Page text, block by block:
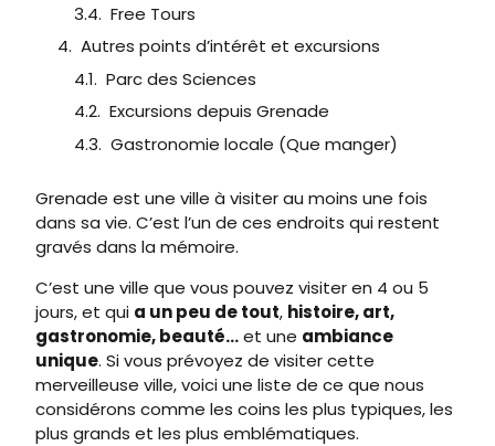
Free Tours
Autres points d’intérêt et excursions
Parc des Sciences
Excursions depuis Grenade
Gastronomie locale (Que manger)
Grenade est une ville à visiter au moins une fois
dans sa vie. C’est l’un de ces endroits qui restent
gravés dans la mémoire.
C’est une ville que vous pouvez visiter en 4 ou 5
jours, et qui a un peu de tout, histoire, art,
gastronomie, beauté…et une ambiance
unique. Si vous prévoyez de visiter cette
merveilleuse ville, voici une liste de ce que nous
considérons comme les coins les plus typiques, les
plus grands et les plus emblématiques.